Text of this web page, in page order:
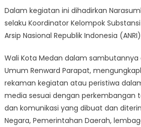
Dalam kegiatan ini dihadirkan
selaku Koordinator Kelompok
Arsip Nasional Republik Indonesia
Wali Kota Medan dalam sambutannya
Umum Renward Parapat,
rekaman kegiatan atau peristiwa
media sesuai dengan perkembangan
dan komunikasi yang dibuat dan
Negara, Pemerintahan Daerah,